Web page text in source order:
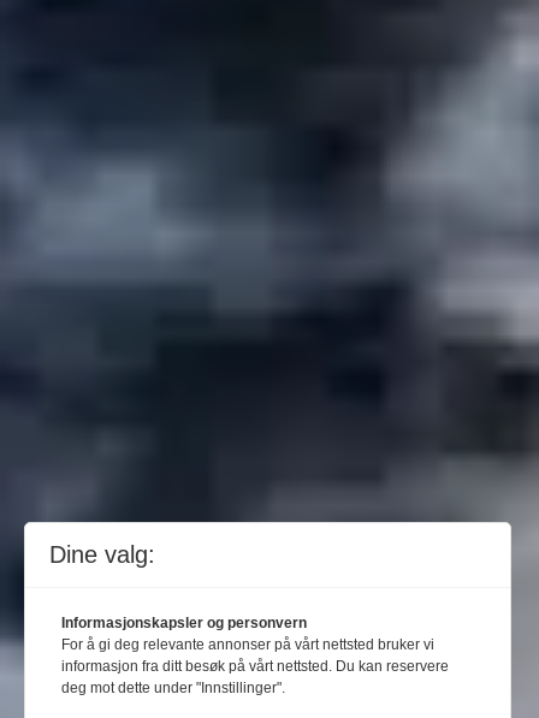
Dine valg:
Informasjonskapsler og personvern
For å gi deg relevante annonser på vårt nettsted bruker vi
informasjon fra ditt besøk på vårt nettsted. Du kan reservere
deg mot dette under "Innstillinger".